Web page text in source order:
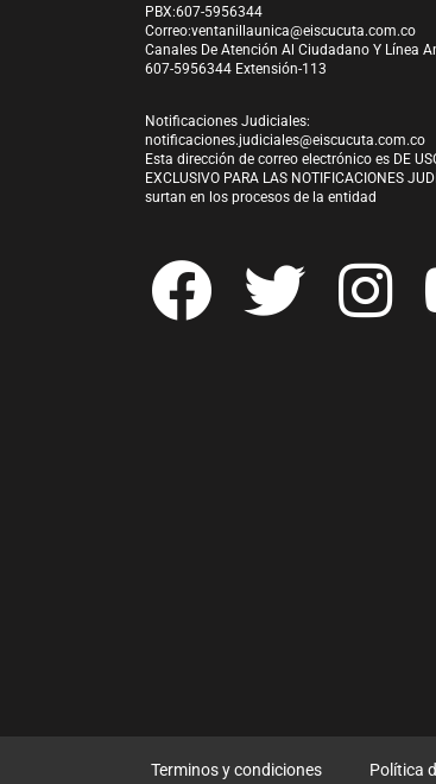
PBX:607-5956344
Correo:ventanillaunica@eiscucuta.com.co
Canales De Atención Al Ciudadano Y Línea
607-5956344 Extensión-113
Notificaciones Judiciales:
notificaciones.judiciales@eiscucuta.com.co
Esta dirección de correo electrónico es DE
EXCLUSIVO PARA LAS NOTIFICACIONES
surtan en los procesos de la entidad
Terminos y condiciones Política